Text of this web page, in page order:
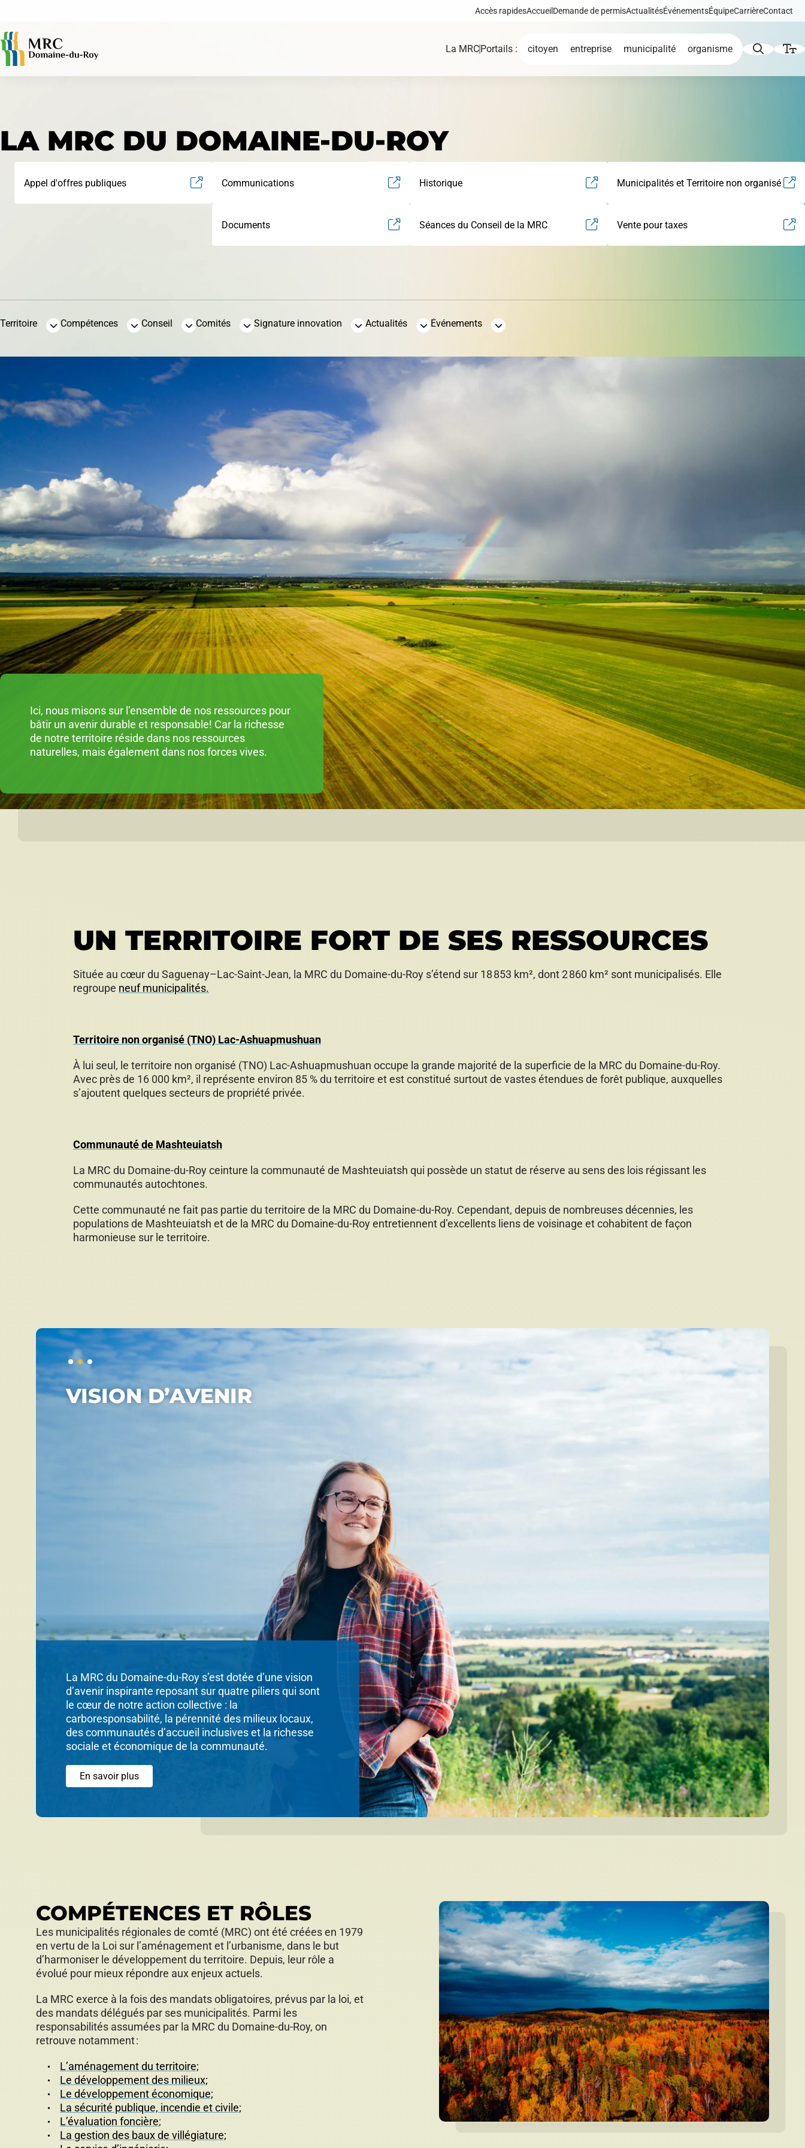
Accès rapidesAccueil Demande de permisActualitésÉvénementsÉquipeCarrièreContact
Niveau de gris
Liens soulignés
Réinitialiser
La MRCPortails : citoyen entreprise municipalité organisme
permis
Fonds, programmes et
Répertoire des
Sable et gravier Villégiature
Vente pour non-
paiement de taxes
LA MRC DU DOMAINE-DU-ROY
Appel d'offres publiques Communications Historique Municipalités et Territoire non organisé
Documents Séances du Conseil de la MRC Vente pour taxes
Territoire Compétences Conseil Comités Signature innovation Actualités Événements
Ici, nous misons sur l’ensemble de nos ressources pour
bâtir un avenir durable et responsable! Car la richesse
de notre territoire réside dans nos ressources
naturelles, mais également dans nos forces vives.
UN TERRITOIRE FORT DE SES RESSOURCES
Située au cœur du Saguenay–Lac-Saint-Jean, la MRC du Domaine-du-Roy s’étend sur 18 853 km², dont 2 860 km² sont municipalisés. Elle
regroupe neuf municipalités.
Territoire non organisé (TNO) Lac-Ashuapmushuan
À lui seul, le territoire non organisé (TNO) Lac-Ashuapmushuan occupe la grande majorité de la superficie de la MRC du Domaine-du-Roy.
Avec près de 16 000 km², il représente environ 85 % du territoire et est constitué surtout de vastes étendues de forêt publique, auxquelles
s’ajoutent quelques secteurs de propriété privée.
Communauté de Mashteuiatsh
La MRC du Domaine-du-Roy ceinture la communauté de Mashteuiatsh qui possède un statut de réserve au sens des lois régissant les
communautés autochtones.
Cette communauté ne fait pas partie du territoire de la MRC du Domaine-du-Roy. Cependant, depuis de nombreuses décennies, les
populations de Mashteuiatsh et de la MRC du Domaine-du-Roy entretiennent d’excellents liens de voisinage et cohabitent de façon
harmonieuse sur le territoire.
VISION D’AVENIR
La MRC du Domaine-du-Roy s’est dotée d’une vision
d’avenir inspirante reposant sur quatre piliers qui sont
le cœur de notre action collective : la
carboresponsabilité, la pérennité des milieux locaux,
des communautés d’accueil inclusives et la richesse
sociale et économique de la communauté.
En savoir plus
COMPÉTENCES ET RÔLES
Les municipalités régionales de comté (MRC) ont été créées en 1979
en vertu de la Loi sur l’aménagement et l’urbanisme, dans le but
d’harmoniser le développement du territoire. Depuis, leur rôle a
évolué pour mieux répondre aux enjeux actuels.
La MRC exerce à la fois des mandats obligatoires, prévus par la loi, et
des mandats délégués par ses municipalités. Parmi les
responsabilités assumées par la MRC du Domaine-du-Roy, on
retrouve notamment :
L’aménagement du territoire;
Le développement des milieux;
Le développement économique;
La sécurité publique, incendie et civile;
L’évaluation foncière;
La gestion des baux de villégiature;